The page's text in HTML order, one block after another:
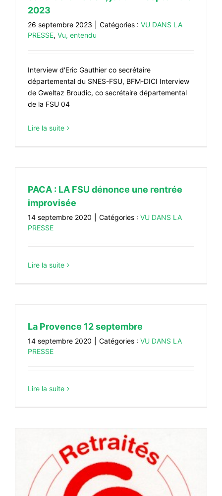
2023
26 septembre 2023 Catégories : VU DANS LA
PRESSE, Vu, entendu
Interview d'Eric Gauthier co secrétaire
départemental du SNES-FSU, BFM-DICI Interview
de Gweltaz Broudic, co secrétaire départemental
de la FSU 04
Lire la suite
PACA : LA FSU dénonce une rentrée
improvisée
14 septembre 2020 Catégories : VU DANS LA
PRESSE
Lire la suite
La Provence 12 septembre
14 septembre 2020 Catégories : VU DANS LA
PRESSE
Lire la suite